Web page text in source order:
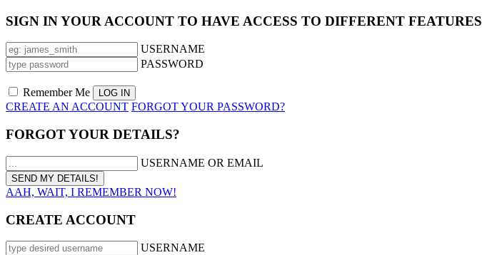
SIGN IN YOUR ACCOUNT TO HAVE ACCESS TO DIFFERENT FEATURES
USERNAME
PASSWORD
Remember Me
CREATE AN ACCOUNT FORGOT YOUR PASSWORD?
FORGOT YOUR DETAILS?
USERNAME OR EMAIL
AAH, WAIT, I REMEMBER NOW!
CREATE ACCOUNT
USERNAME